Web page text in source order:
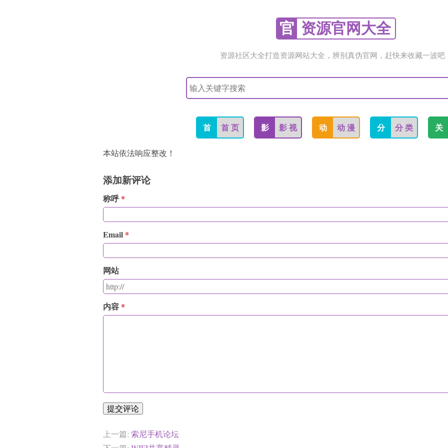
官 资源官网大全
资源社区大全打造资源网站大全，辨别真伪官网，赶快来收藏一波吧
搜
索
关
首 首 页 影 影 视 动 动 漫 分 分 类 关
本站依法响应整改！
添加新评论
称呼
Email
网站
内容
提交评论
上一篇: 索尼手机论坛